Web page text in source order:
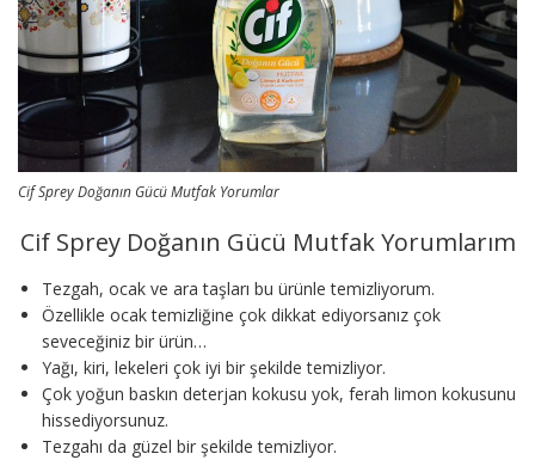
Cif Sprey Doğanın Gücü Mutfak Yorumlar
Cif Sprey Doğanın Gücü Mutfak Yorumlarım
Tezgah, ocak ve ara taşları bu ürünle temizliyorum.
Özellikle ocak temizliğine çok dikkat ediyorsanız çok
seveceğiniz bir ürün…
Yağı, kiri, lekeleri çok iyi bir şekilde temizliyor.
Çok yoğun baskın deterjan kokusu yok, ferah limon kokusunu
hissediyorsunuz.
Tezgahı da güzel bir şekilde temizliyor.